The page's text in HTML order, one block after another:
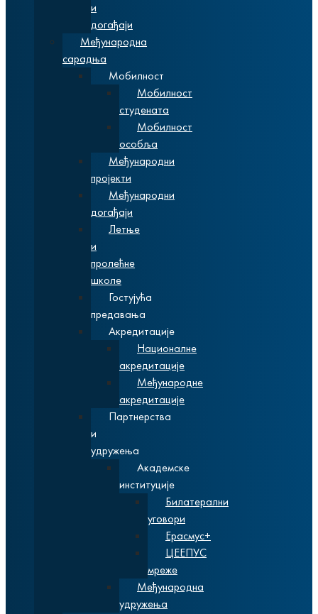
и
догађаји
Међународна
сарадња
Мобилност
Мобилност
студената
Мобилност
особља
Међународни
пројекти
Међународни
догађаји
Летње
и
пролећне
школе
Гостујућа
предавања
Акредитације
Националне
акредитације
Међународне
акредитације
Партнерства
и
удружења
Академске
институције
Билатерални
уговори
Ерасмус+
ЦЕЕПУС
мреже
Међународна
удружења